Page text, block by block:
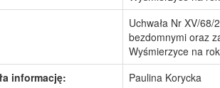
Uchwała Nr XV/
bezdomnymi oraz
Wyśmierzyce na
informację:
Paulina Korycka